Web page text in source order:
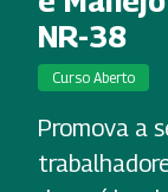
NR-38
Curso Aberto
Promova a